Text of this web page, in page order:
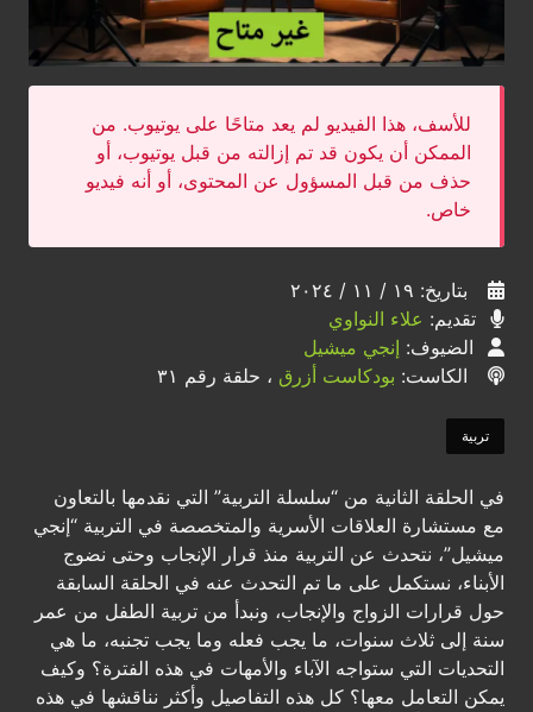
للأسف، هذا الفيديو لم يعد متاحًا على يوتيوب. من
الممكن أن يكون قد تم إزالته من قبل يوتيوب، أو
حذف من قبل المسؤول عن المحتوى، أو أنه فيديو
خاص.
بتاريخ: ١٩ / ١١ / ٢٠٢٤
تقديم: علاء النواوي
الضيوف: إنجي ميشيل
الكاست: بودكاست أزرق ، حلقة رقم ٣١
تربية
في الحلقة الثانية من “سلسلة التربية” التي نقدمها بالتعاون
مع مستشارة العلاقات الأسرية والمتخصصة في التربية “إنجي
ميشيل”، نتحدث عن التربية منذ قرار الإنجاب وحتى نضوج
الأبناء، نستكمل على ما تم التحدث عنه في الحلقة السابقة
حول قرارات الزواج والإنجاب، ونبدأ من تربية الطفل من عمر
سنة إلى ثلاث سنوات، ما يجب فعله وما يجب تجنبه، ما هي
التحديات التي ستواجه الآباء والأمهات في هذه الفترة؟ وكيف
يمكن التعامل معها؟ كل هذه التفاصيل وأكثر نناقشها في هذه